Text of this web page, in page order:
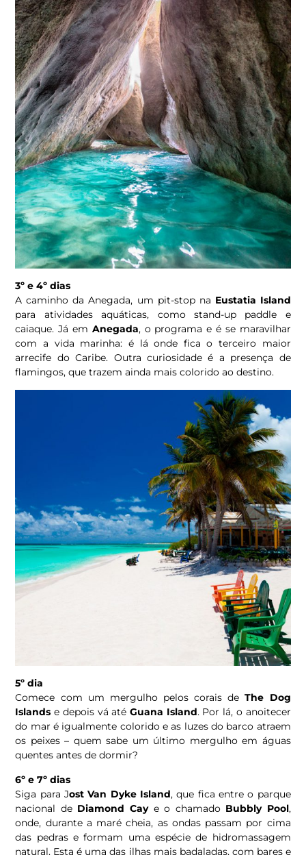
3º e 4º dias
A caminho da Anegada, um pit-stop na Eustatia Island
para atividades aquáticas, como stand-up paddle e
caiaque. Já em Anegada, o programa e é se maravilhar
com a vida marinha: é lá onde fica o terceiro maior
arrecife do Caribe. Outra curiosidade é a presença de
flamingos, que trazem ainda mais colorido ao destino.
5º dia
Comece com um mergulho pelos corais deThe Dog
Islands e depois vá até Guana Island. Por lá, o anoitecer
do mar é igualmente colorido e as luzes do barco atraem
os peixes – quem sabe um último mergulho em águas
quentes antes de dormir?
6º e 7º dias
Siga para Jost Van Dyke Island, que fica entre o parque
nacional de Diamond Caye o chamado Bubbly Pool,
onde, durante a maré cheia, as ondas passam por cima
das pedras e formam uma espécie de hidromassagem
natural. Esta é uma das ilhas mais badaladas, com bares e